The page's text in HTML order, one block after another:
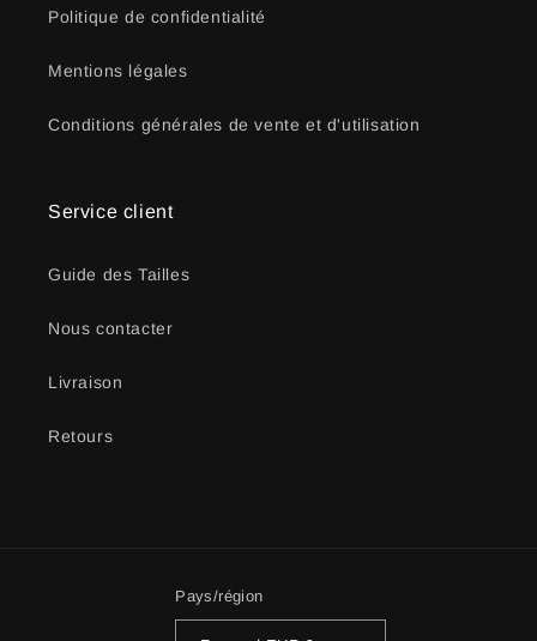
Politique de confidentialité
Mentions légales
Conditions générales de vente et d'utilisation
Service client
Guide des Tailles
Nous contacter
Livraison
Retours
Pays/région